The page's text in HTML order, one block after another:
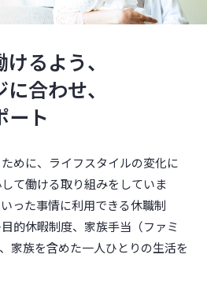
るよう、
合わせ、
ート
めに、ライフスタイルの変化に
て働ける取り組みをしていま
った事情に利用できる休職制
的休暇制度、家族手当（ファミ
家族を含めた一人ひとりの生活を